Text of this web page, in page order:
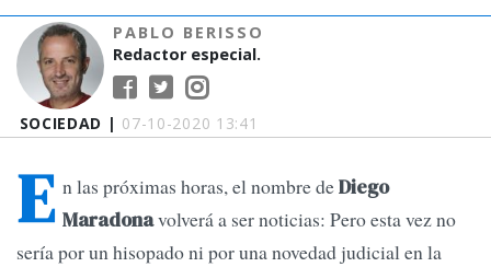
SOCIEDAD | 07-10-2020 13:41
PABLO BERISSO
Redactor especial.
E n las próximas horas, el nombre deDiego
Maradonavolverá a ser noticias: Pero esta vez no
sería por un hisopado ni por una novedad judicial en la